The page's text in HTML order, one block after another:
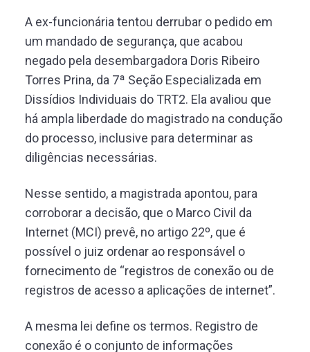
A ex-funcionária tentou derrubar o pedido em
um mandado de segurança, que acabou
negado pela desembargadora Doris Ribeiro
Torres Prina, da 7ª Seção Especializada em
Dissídios Individuais do TRT2. Ela avaliou que
há ampla liberdade do magistrado na condução
do processo, inclusive para determinar as
diligências necessárias.
Nesse sentido, a magistrada apontou, para
corroborar a decisão, que o Marco Civil da
Internet (MCI) prevê, no artigo 22º, que é
possível o juiz ordenar ao responsável o
fornecimento de “registros de conexão ou de
registros de acesso a aplicações de internet”.
A mesma lei define os termos. Registro de
conexão é o conjunto de informações